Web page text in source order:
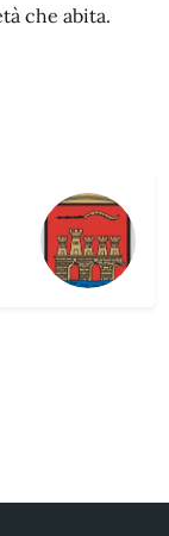
che abita.